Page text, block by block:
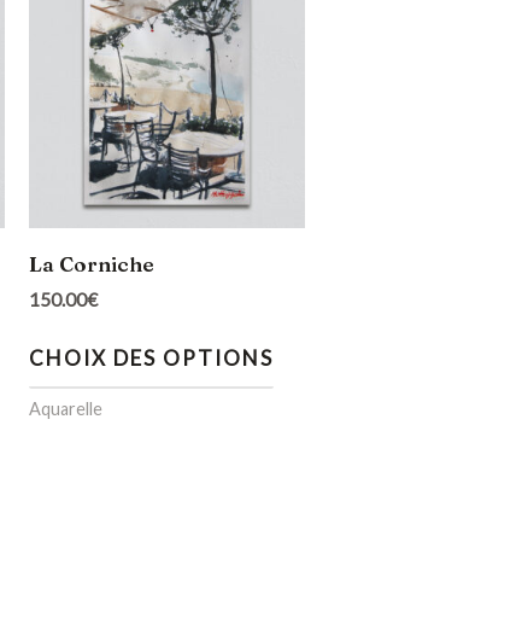
La Corniche
150.00€
CHOIX DES OPTIONS
Aquarelle